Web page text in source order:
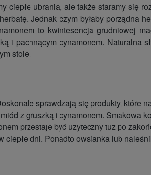
ciepłe ubrania, ale także staramy się
Jednak czym byłaby porządna
to kwintesencja grudniowej
i pachnącym cynamonem. Naturalna
stole.
sprawdzają się produkty, które
z gruszką i cynamonem. Smakowa
przestaje być użyteczny tuż po
dni. Ponadto owsianka lub